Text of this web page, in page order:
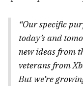
“Our specific
today’s and
new ideas from
veterans from
But we’re